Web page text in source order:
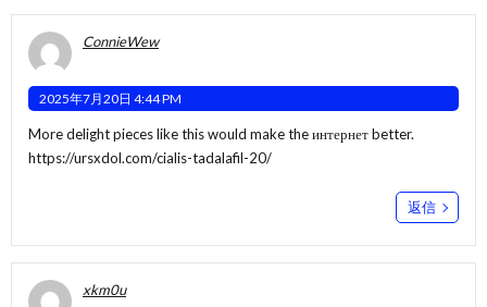
ConnieWew
2025年7月20日 4:44 PM
More delight pieces like this would make the интернет better.
https://ursxdol.com/cialis-tadalafil-20/
返信
xkm0u